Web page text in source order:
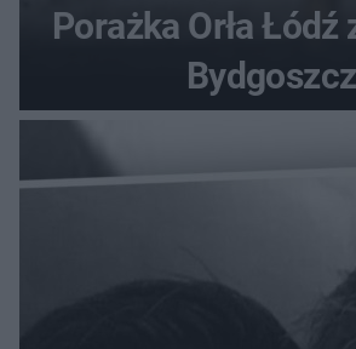
Porażka Orła Łódź
Bydgoszcz